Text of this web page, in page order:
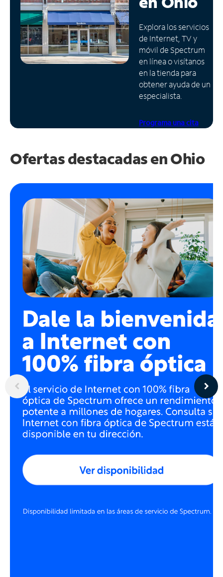
Administrar
cuenta
Encuentra
una
tienda
Explora los servicios
de Internet, TV y
móvil de Spectrum
en línea o visítanos
en la tienda para
obtener ayuda de un
especialista.
Programa una cita
Ofertas destacadas enOhio